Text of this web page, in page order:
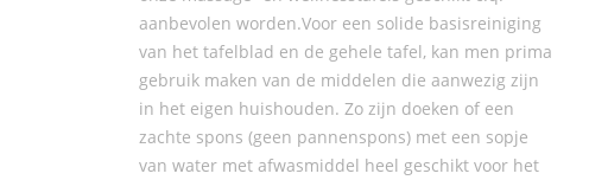
aanbevolen worden.Voor een solide basisreiniging
van het tafelblad en de gehele tafel, kan men prima
gebruik maken van de middelen die aanwezig zijn
in het eigen huishouden. Zo zijn doeken of een
zachte spons (geen pannenspons) met een sopje
van water met afwasmiddel heel geschikt voor het